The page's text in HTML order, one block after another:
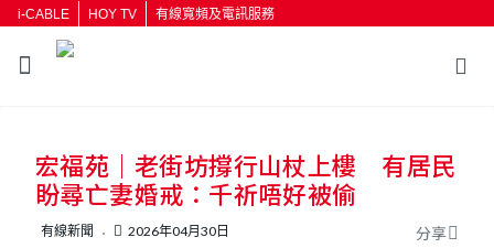
i-CABLE HOY TV 有線寬頻及電訊服務
宏福苑｜老街坊撐行山杖上樓 有居民
盼尋亡妻婚戒：千祈唔好被偷
有線新聞 2026年04月30日 分享